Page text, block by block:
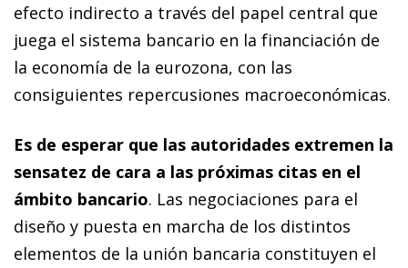
efecto indirecto a través del papel central que
juega el sistema bancario en la financiación de
la economía de la eurozona, con las
consiguientes repercusiones macroeconómicas.
Es de esperar que las autoridades extremen la
sensatez de cara a las próximas citas en el
ámbito bancario. Las negociaciones para el
diseño y puesta en marcha de los distintos
elementos de la unión bancaria constituyen el